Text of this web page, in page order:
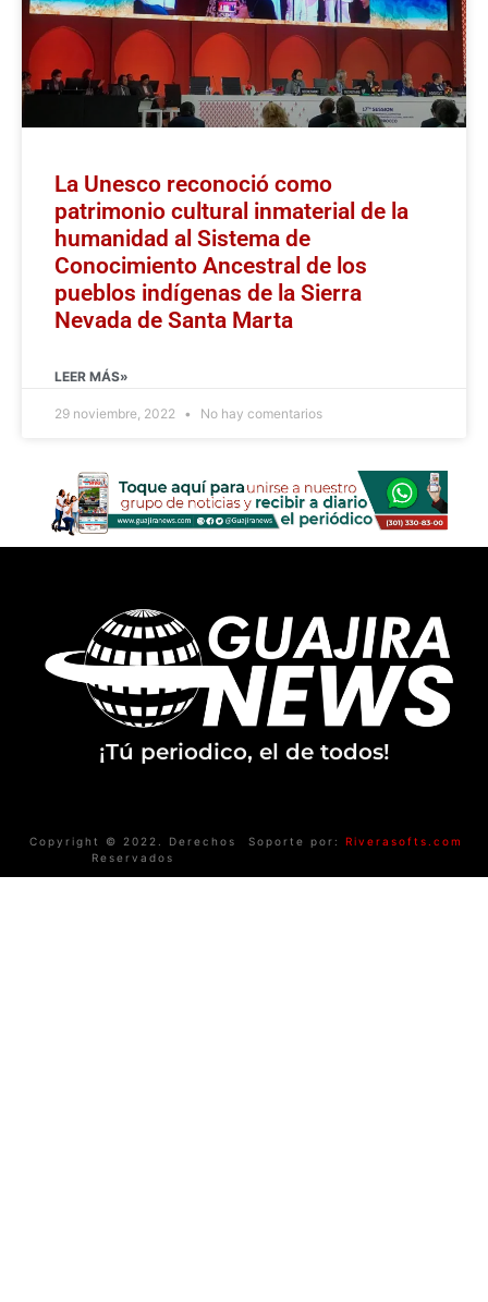
La Unesco reconoció como
patrimonio cultural inmaterial de la
humanidad al Sistema de
Conocimiento Ancestral de los
pueblos indígenas de la Sierra
Nevada de Santa Marta
LEER MÁS»
29 noviembre, 2022 No hay comentarios
¡Tú periodico, el de todos!
Copyright © 2022. Derechos
Reservados
Soporte por: Riverasofts.com